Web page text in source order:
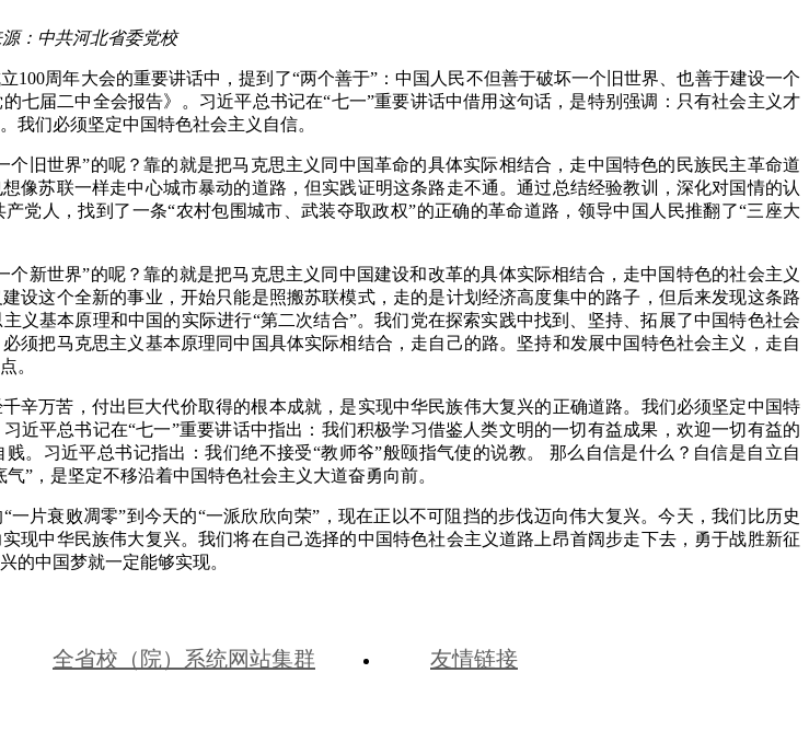
源：中共河北省委党校
100周年大会的重要讲话中，提到了“两个善于”：中国人民不但善于破坏一个旧世界、也善于建设一个
七届二中全会报告》。习近平总书记在“七一”重要讲话中借用这句话，是特别强调：只有社会主义才
我们必须坚定中国特色社会主义自信。
个旧世界”的呢？靠的就是把马克思主义同中国革命的具体实际相结合，走中国特色的民族民主革命道
像苏联一样走中心城市暴动的道路，但实践证明这条路走不通。通过总结经验教训，深化对国情的认
党人，找到了一条“农村包围城市、武装夺取政权”的正确的革命道路，领导中国人民推翻了“三座大
个新世界”的呢？靠的就是把马克思主义同中国建设和改革的具体实际相结合，走中国特色的社会主义
设这个全新的事业，开始只能是照搬苏联模式，走的是计划经济高度集中的路子，但后来发现这条路
义基本原理和中国的实际进行“第二次结合”。我们党在探索实践中找到、坚持、拓展了中国特色社会
须把马克思主义基本原理同中国具体实际相结合，走自己的路。坚持和发展中国特色社会主义，走自
。
辛万苦，付出巨大代价取得的根本成就，是实现中华民族伟大复兴的正确道路。 我们必须坚定中国特
近平总书记在“七一”重要讲话中指出：我们积极学习借鉴人类文明的一切有益成果，欢迎一切有益的
。习近平总书记指出：我们绝不接受“教师爷”般颐指气使的说教。 那么自信是什么？自信是自立自
气” ，是坚定不移沿着中国特色社会主义大道奋勇向前。
一片衰败凋零”到今天的“一派欣欣向荣”，现在正以不可阻挡的步伐迈向伟大复兴。今天，我们比历史
现中华民族伟大复兴。我们将在自己选择的中国特色社会主义道路上昂首阔步走下去，勇于战胜新征
的中国梦就一定能够实现。
全省校（院）系统网站集群 友情链接